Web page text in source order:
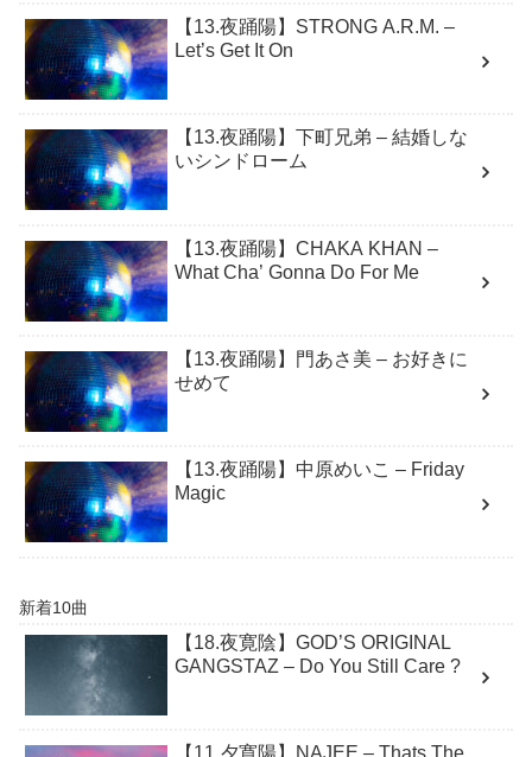
【13.夜踊陽】STRONG A.R.M. –
Let’s Get It On
【13.夜踊陽】下町兄弟 – 結婚しな
いシンドローム
【13.夜踊陽】CHAKA KHAN –
What Cha’ Gonna Do For Me
【13.夜踊陽】門あさ美 – お好きに
せめて
【13.夜踊陽】中原めいこ – Friday
Magic
新着10曲
【18.夜寛陰】GOD’S ORIGINAL
GANGSTAZ – Do You Still Care ?